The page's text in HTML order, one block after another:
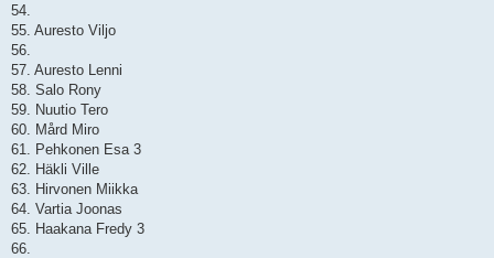
54.
55. Auresto Viljo
56.
57. Auresto Lenni
58. Salo Rony
59. Nuutio Tero
60. Mård Miro
61. Pehkonen Esa 3
62. Häkli Ville
63. Hirvonen Miikka
64. Vartia Joonas
65. Haakana Fredy 3
66.